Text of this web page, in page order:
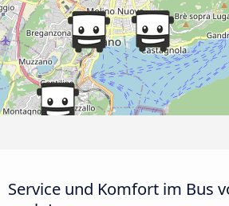
Service und Komfort im Bus